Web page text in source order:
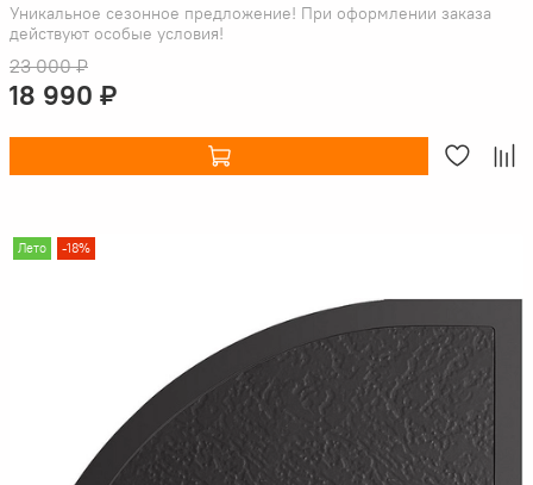
Уникальное сезонное предложение! При оформлении заказа
действуют особые условия!
23 000 ₽
18 990 ₽
Лето -18%